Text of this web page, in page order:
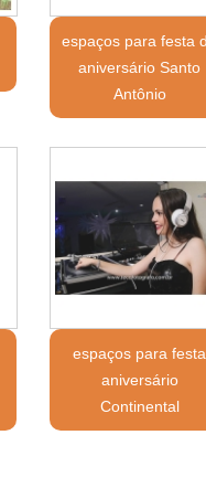
espaços para festa
aniversário Santo
Antônio
espaços para festa
aniversário
Continental